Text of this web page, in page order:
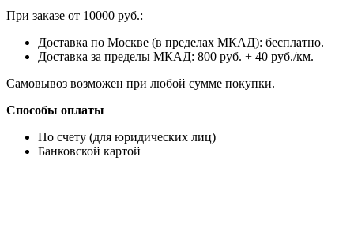
При заказе от 10000 руб.:
Доставка по Москве (в пределах МКАД): бесплатно.
Доставка за пределы МКАД: 800 руб. + 40 руб./км.
Самовывоз возможен при любой сумме покупки.
Способы оплаты
По счету (для юридических лиц)
Банковской картой